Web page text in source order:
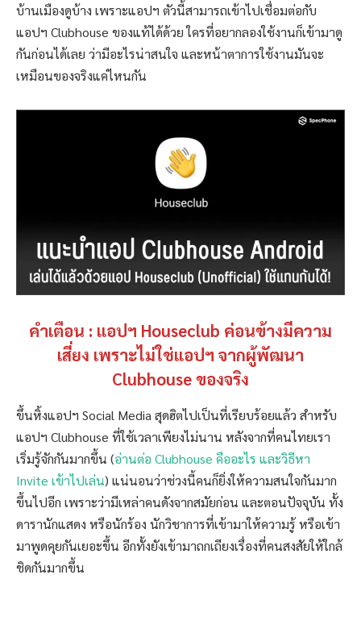
บ้านเมืองดูบ้าง เพราะแอปฯ ตัวนี้สามารถเข้าไปเชื่อมต่อกับ
แอปฯ Clubhouse ของแท้ได้ด้วย ใครที่อยากลองใช้งานก็เข้ามาดู
กันก่อนได้เลย ว่ามีอะไรน่าสนใจ และหน้าตาการใช้งานมันจะ
เหมือนของจริงแค่ไหนกัน
คำเตือน : แอปฯ Houseclub ค่อนข้างมีความ
เสี่ยง เพราะไม่ใช่แอปฯ จากผู้พัฒนา
Clubhouse ของจริง
ขึ้นหิ้งแอปฯ Social Media สุดฮิตไปเป็นที่เรียบร้อยแล้ว สำหรับ
แอปฯ Clubhouse ที่ใช้เวลาเพียงไม่นาน หลังจากที่คนไทยเรา
เริ่มรู้จักกันมากขึ้น (อ่านต่อ Clubhouse คืออะไร และวิธีหา
Invite เข้าไปเล่น) แน่นอนว่าช่วงนี้คนก็ยิ่งให้ความสนใจกันมาก
ขึ้นไปอีก เพราะว่ามีเหล่าคนดังจากสมัยก่อน และตอนปัจจุบัน ทั้ง
ดารานักแสดง หรือนักร้อง นักวิชาการที่เข้ามาให้ความรู้ หรือเข้า
มาพูดคุยกันเยอะขึ้น อีกทั้งยังเข้ามาถกเถียงเรื่องที่คนสงสัยให้ใกล้
ชิดกันมากขึ้น